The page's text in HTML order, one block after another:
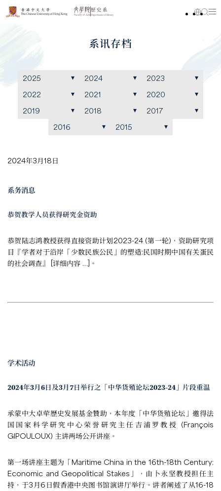
系讯存档
2025 2024
2023
2022
2021
2020
2019
2018
2017
2016
2015
2024年3月18日
系务消息
恭贺教学人员获得研究金资助
恭贺陆志鸿教授获得直接资助计划2023-24 (第一轮)，资助研究项
目『学者对于沿岸「少数民族公民」的塑造:民国时期中国有关蛋民
的社会调查』 [详细内容 …]。
学术活动
2024年3月6日及3月7日举行之「中华货殖论坛2023-24」片段重温
承蒙中大卓荦歷史发展基金贊助，本年度「中华货殖论坛」邀得法
国国家科学研究中心荣誉研究主任吉浦罗教授 (François
GIPOULOUX) 主讲两场公开讲座。
第一场讲座主题为「Maritime China in the 16th-18th Century:
Economic and Geopolitical Stakes」，由卜永坚教授担任主
持，于3月6日假香港中央图书馆演讲厅举行。讲者阐述了从16-18